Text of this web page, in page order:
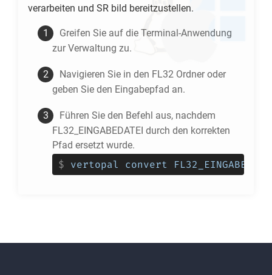
verarbeiten und SR bild bereitzustellen.
Greifen Sie auf die Terminal-Anwendung
zur Verwaltung zu.
Navigieren Sie in den FL32 Ordner oder
geben Sie den Eingabepfad an.
Führen Sie den Befehl aus, nachdem
FL32_EINGABEDATEI durch den korrekten
Pfad ersetzt wurde.
$ vertopal convert